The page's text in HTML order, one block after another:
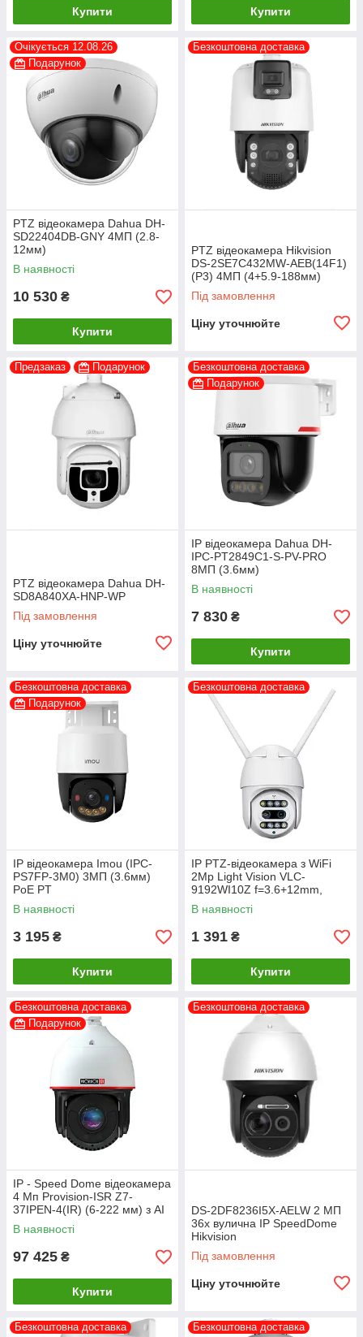
Купити Купити
Очікується 12.08.26
Подарунок
PTZ відеокамера Dahua DH-
SD22404DB-GNY 4МП (2.8-
12мм)
В наявності
10 530 ₴
Купити
Безкоштовна доставка
PTZ відеокамера Hikvision
DS-2SE7C432MW-AEB(14F1)
(P3) 4МП (4+5.9-188мм)
Під замовлення
Ціну уточнюйте
Предзаказ Подарунок
PTZ відеокамера Dahua DH-
SD8A840XA-HNP-WP
Під замовлення
Ціну уточнюйте
Безкоштовна доставка
Подарунок
IP відеокамера Dahua DH-
IPC-PT2849C1-S-PV-PRO
8МП (3.6мм)
В наявності
7 830 ₴
Купити
Безкоштовна доставка
Подарунок
IP відеокамера Imou (IPC-
PS7FP-3M0) 3МП (3.6мм)
PoE PT
В наявності
3 195 ₴
Купити
Безкоштовна доставка
IP PTZ-відеокамера з WiFi
2Mp Light Vision VLC-
9192WI10Z f=3.6+12mm,
ІЧ+LED-підсвічування, з
мікрофоном (75-00014)
В наявності
1 391 ₴
Купити
Безкоштовна доставка
Подарунок
IP - Speed Dome відеокамера
4 Мп Provision-ISR Z7-
37IPEN-4(IR) (6-222 мм) з AI
функціями для системи
відеоспостереження
В наявності
97 425 ₴
Купити
Безкоштовна доставка
DS-2DF8236I5X-AELW 2 МП
36х вулична IP SpeedDome
Hikvision
Під замовлення
Ціну уточнюйте
Безкоштовна доставка Безкоштовна доставка